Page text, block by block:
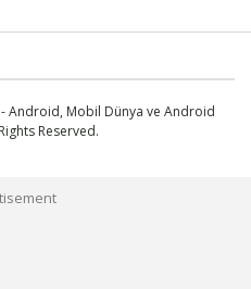
Android, Mobil Dünya ve Android
Reserved.